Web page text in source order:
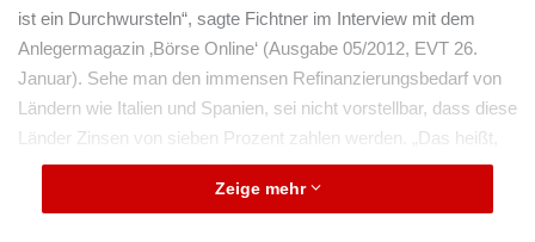
ist ein Durchwursteln“, sagte Fichtner im Interview mit dem
Anlegermagazin ‚Börse Online‘ (Ausgabe 05/2012, EVT 26.
Januar). Sehe man den immensen Refinanzierungsbedarf von
Ländern wie Italien und Spanien, sei nicht vorstellbar, dass diese
Länder Zinsen von sieben Prozent zahlen werden. „Das heißt,
es muss jemand eingreifen.“
Zeige mehr